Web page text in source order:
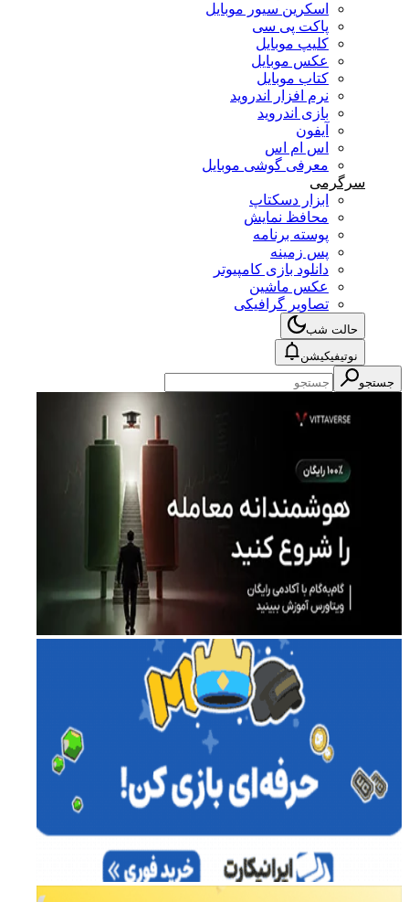
اسکرین سیور موبایل
پاکت پی سی
کلیپ موبایل
عکس موبایل
کتاب موبایل
نرم افزار اندروید
بازی اندروید
آیفون
اس ام اس
معرفی گوشی موبایل
سرگرمی
ابزار دسکتاپ
محافظ نمایش
پوسته برنامه
پس زمینه
دانلود بازی کامپیوتر
عکس ماشین
تصاویر گرافیکی
حالت شب
نوتیفیکیشن
جستجو